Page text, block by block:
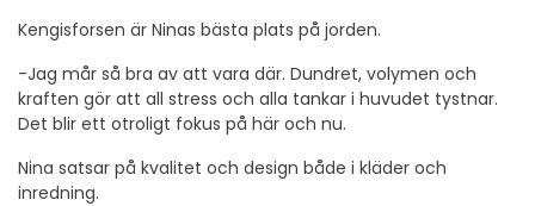
Kengisforsen är Ninas bästa plats på jorden.
-Jag mår så bra av att vara där. Dundret, volymen och
kraften gör att all stress och alla tankar i huvudet tystnar.
Det blir ett otroligt fokus på här och nu.
Nina satsar på kvalitet och design både i kläder och
inredning.